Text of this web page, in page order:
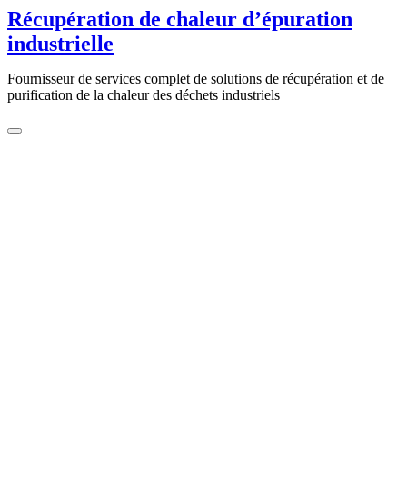
Aller
au
contenu
Récupération de chaleur d’épuration
industrielle
Fournisseur de services complet de solutions de récupération et de
purification de la chaleur des déchets industriels